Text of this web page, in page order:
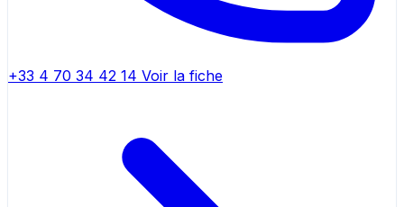
+33 4 70 34 42 14 Voir la fiche